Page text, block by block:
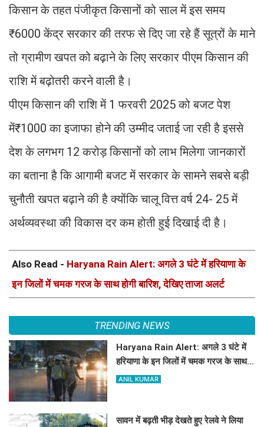
किसान के तहत पंजीकृत किसानों को साल में इस समय
₹6000 केंद्र सरकार की तरफ से दिए जा रहे हैं सूत्रों के माने
तो ग्रामीण खपत को बढ़ाने के लिए सरकार पीएम किसान की
राशि में बढ़ोतरी करने वाली है।
पीएम किसान की राशि में 1 फरवरी 2025 को बजट पेश
में₹1000 का इजाफा होने की उम्मीद जताई जा रही है इससे
देश के लगभग 12 करोड़ किसानों को लाभ मिलेगा जानकारों
का बताना है कि आगामी बजट में सरकार के सामने सबसे बड़ी
चुनौती खपत बढ़ाने की है क्योंकि चालू वित्त वर्ष 24- 25 में
अर्थव्यवस्था की विकास दर कम होती हुई दिखाई दी है।
Also Read - Haryana Rain Alert: अगले 3 घंटे में हरियाणा के
इन जिलों में चमक गरज के साथ होगी बारिश, देखिए ताजा अलर्ट
TRENDING NEWS
Haryana Rain Alert: अगले 3 घंटे में
हरियाणा के इन जिलों में चमक गरज के साथ
होगी बारिश, देखिए ताजा अलर्ट
ANIL KUMAR
सावन में बढ़ती भीड़ देखते हुए रेलवे ने लिया